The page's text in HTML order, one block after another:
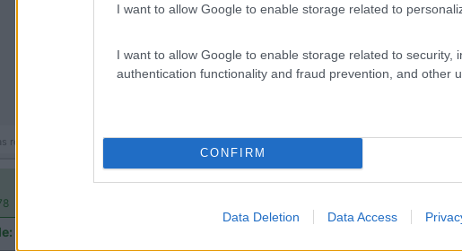
I want to allow Google to enable storage related to
I want to allow Google to enable storage related to security,
authentication functionality and fraud prevention, and other
CONFIRM
Data Deletion Data Access
resta a Las Vegas, quello che succede sul forum resta sul forum